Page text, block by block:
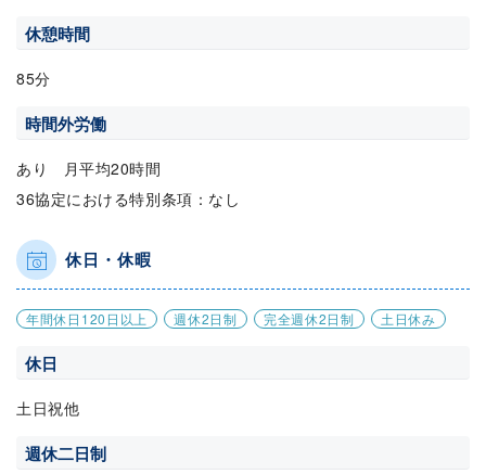
休憩時間
85分
時間外労働
あり 月平均20時間
36協定における特別条項：なし
休日・休暇
年間休日120日以上 週休2日制 完全週休2日制 土日休み
休日
土日祝他
週休二日制